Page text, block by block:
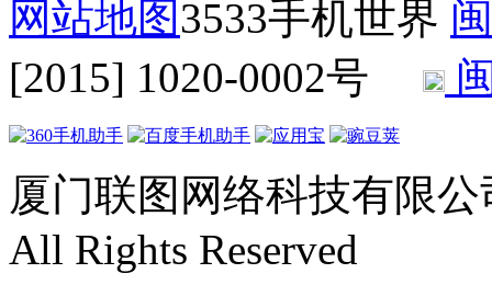
网站地图3533手机世界
[2015] 1020-0002号
厦门联图网络科技有限公
All Rights Reserved